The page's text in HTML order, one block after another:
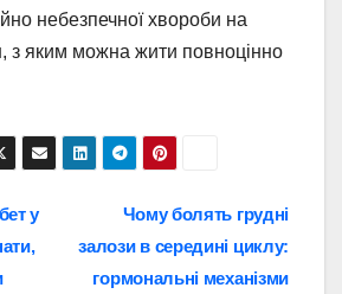
небезпечної хвороби на
з яким можна жити повноцінно
Чому болять грудні
залози в середині циклу:
гормональні механізми
у